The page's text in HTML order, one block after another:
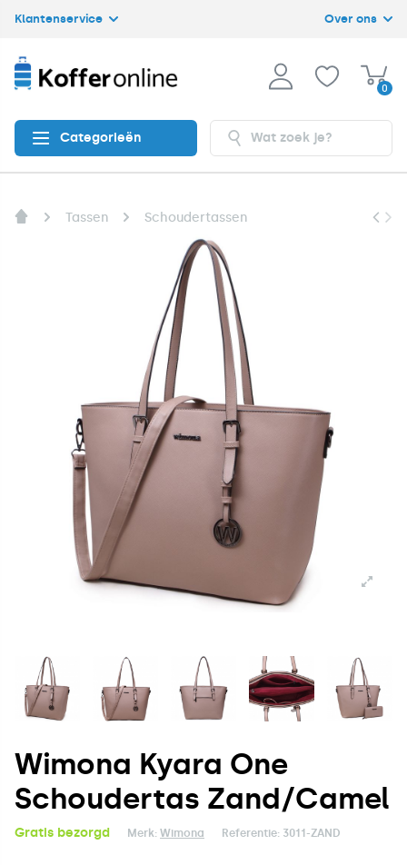
Klantenservice Over ons
0
Categorieën
Tassen Schoudertassen
Wimona Kyara One
Schoudertas Zand/Camel
Gratis bezorgd Merk: Wimona Referentie: 3011-ZAND